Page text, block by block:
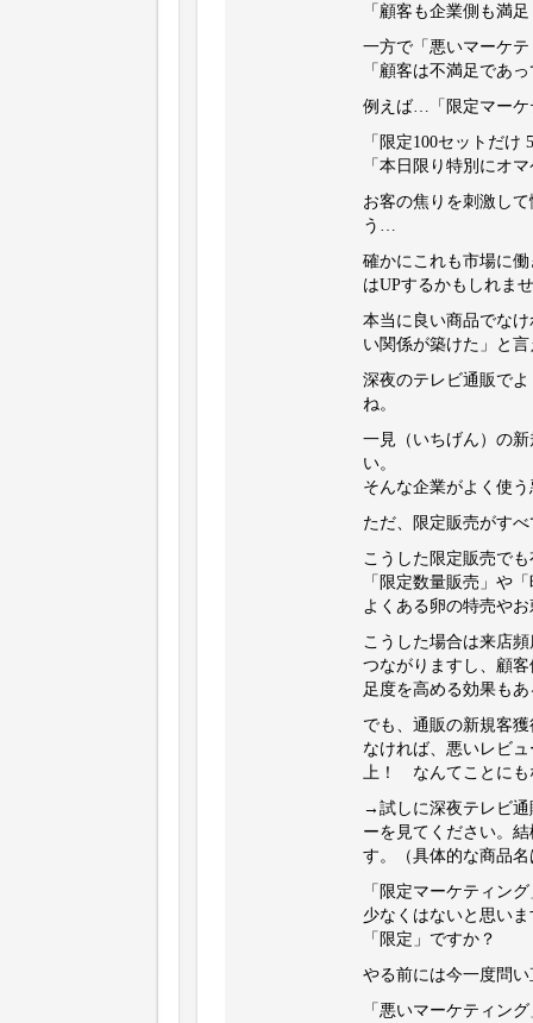
「顧客も企業側も満
一方で「悪いマーケ
「顧客は不満足であ
例えば…「限定マーケ
「限定100セットだ
「本日限り特別にオ
お客の焦りを刺激し
う…
確かにこれも市場に
はUPするかもしれま
本当に良い商品でな
い関係が築けた」と
深夜のテレビ通販で
ね。
一見（いちげん）の
い。
そんな企業がよく使
ただ、限定販売がす
こうした限定販売で
「限定数量販売」や
よくある卵の特売や
こうした場合は来店
つながりますし、顧
足度を高める効果も
でも、通販の新規客
なければ、悪いレビ
上！ なんてことに
→試しに深夜テレビ通
ーを見てください。
す。（具体的な商品
「限定マーケティン
少なくはないと思い
「限定」ですか？
やる前には今一度問
「悪いマーケティン